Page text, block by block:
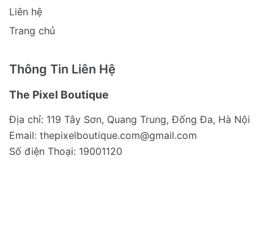
Liên hệ
Trang chủ
Thông Tin Liên Hệ
The Pixel Boutique
Địa chỉ: 119 Tây Sơn, Quang Trung, Đống Đa, Hà Nội
Email: thepixelboutique.com@gmail.com
Số điện Thoại: 19001120